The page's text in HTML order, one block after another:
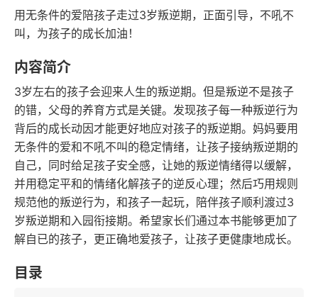
2018-09-01
发行日期
用无条件的爱陪孩子走过3岁叛逆期，正面引导，不吼不
叫，为孩子的成长加油！
内容简介
3岁左右的孩子会迎来人生的叛逆期。但是叛逆不是孩子
的错，父母的养育方式是关键。发现孩子每一种叛逆行为
背后的成长动因才能更好地应对孩子的叛逆期。妈妈要用
无条件的爱和不吼不叫的稳定情绪，让孩子接纳叛逆期的
自己，同时给足孩子安全感，让她的叛逆情绪得以缓解，
并用稳定平和的情绪化解孩子的逆反心理；然后巧用规则
规范他的叛逆行为，和孩子一起玩，陪伴孩子顺利渡过3
岁叛逆期和入园衔接期。希望家长们通过本书能够更加了
解自已的孩子，更正确地爱孩子，让孩子更健康地成长。
目录